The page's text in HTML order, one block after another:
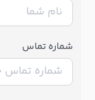
شماره تماس